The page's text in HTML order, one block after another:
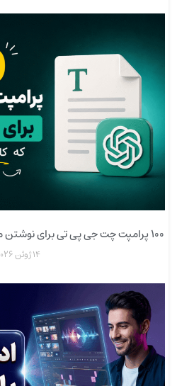
۱۰۰ پرامپت چت جی پی تی برای نوشتن مقاله که کاش زودتر می‌دونستم
14 ژوئن 2026